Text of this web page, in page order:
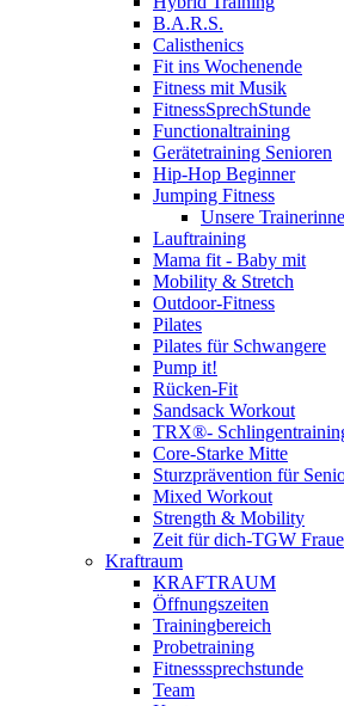
B.A.R.S.
Calisthenics
Fit ins Wochenende
Fitness mit Musik
FitnessSprechStunde
Functionaltraining
Gerätetraining Senioren
Hip-Hop Beginner
Jumping Fitness
Unsere
Lauftraining
Mama fit - Baby mit
Mobility & Stretch
Outdoor-Fitness
Pilates
Pilates für Schwangere
Pump it!
Rücken-Fit
Sandsack Workout
TRX®-
Core-Starke Mitte
Sturzprävention für
Mixed Workout
Strength & Mobility
Zeit für dich-TGW
Kraftraum
KRAFTRAUM
Öffnungszeiten
Trainingbereich
Probetraining
Fitnesssprechstunde
Team